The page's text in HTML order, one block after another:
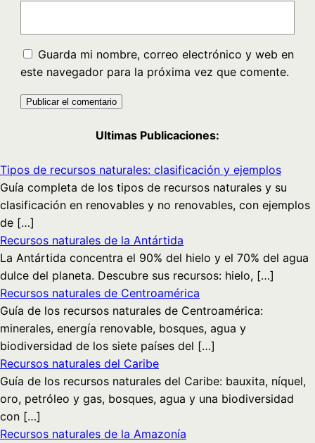
Guarda mi nombre, correo electrónico y web en
este navegador para la próxima vez que comente.
Ultimas Publicaciones:
Tipos de recursos naturales: clasificación y ejemplos
Guía completa de los tipos de recursos naturales y su
clasificación en renovables y no renovables, con ejemplos
de […]
Recursos naturales de la Antártida
La Antártida concentra el 90% del hielo y el 70% del agua
dulce del planeta. Descubre sus recursos: hielo, […]
Recursos naturales de Centroamérica
Guía de los recursos naturales de Centroamérica:
minerales, energía renovable, bosques, agua y
biodiversidad de los siete países del […]
Recursos naturales del Caribe
Guía de los recursos naturales del Caribe: bauxita, níquel,
oro, petróleo y gas, bosques, agua y una biodiversidad
con […]
Recursos naturales de la Amazonía